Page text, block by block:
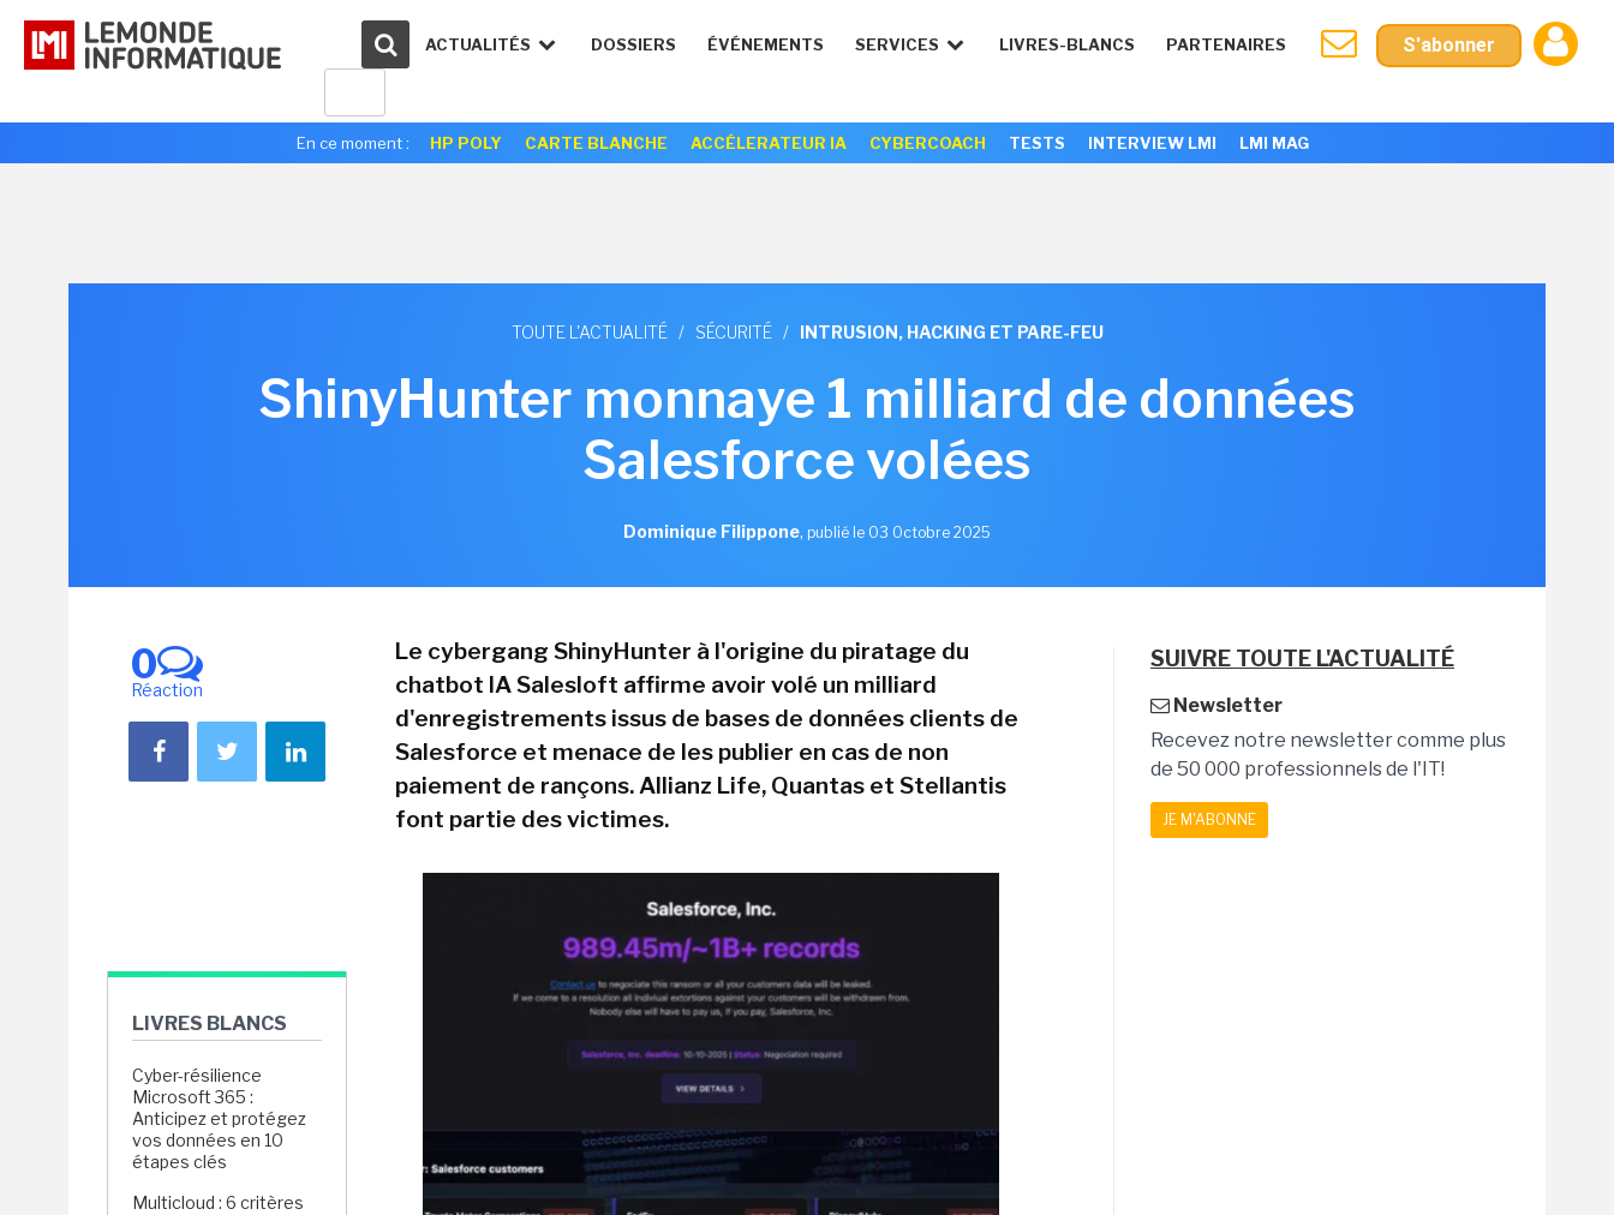
ACTUALITÉS DOSSIERS ÉVÉNEMENTS SERVICES LIVRES-BLANCS PARTENAIRES S'abonner
En ce moment : HP POLY CARTE BLANCHE ACCÉLERATEUR IA CYBERCOACH TESTS INTERVIEW LMI LMI MAG
TOUTE L'ACTUALITÉ / SÉCURITÉ / INTRUSION, HACKING ET PARE-FEU
ShinyHunter monnaye 1 milliard de données
Salesforce volées
Dominique Filippone, publié le 03 Octobre 2025
0
Réaction
LIVRES BLANCS
Cyber-résilience
Microsoft 365 :
Anticipez et protégez
vos données en 10
étapes clés
Multicloud : 6 critères
Le cybergang ShinyHunter à l'origine du piratage du
chatbot IA Salesloft affirme avoir volé un milliard
d'enregistrements issus de bases de données clients de
Salesforce et menace de les publier en cas de non
paiement de rançons. Allianz Life, Quantas et Stellantis
font partie des victimes.
SUIVRE TOUTE L'ACTUALITÉ
Newsletter
Recevez notre newsletter comme plus
de 50 000 professionnels de l'IT!
JE M'ABONNE